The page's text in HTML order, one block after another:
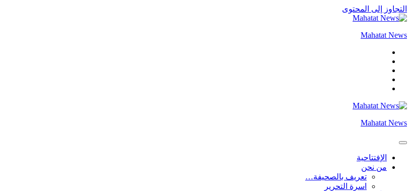
التجاوز إلى المحتوى
Mahatat News
Mahatat News
الإفتتاحية
من نحن
تعريف بالصحيفة…
اسرة التحرير